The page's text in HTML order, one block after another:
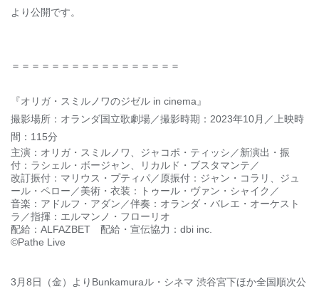
より公開です。
＝＝＝＝＝＝＝＝＝＝＝＝＝＝＝＝＝
『オリガ・スミルノワのジゼル in cinema』
撮影場所：オランダ国立歌劇場／撮影時期：2023年10月／上映時
間：115分
主演：オリガ・スミルノワ、ジャコポ・ティッシ／新演出・振
付：ラシェル・ボージャン、リカルド・ブスタマンテ／
改訂振付：マリウス・プティパ／原振付：ジャン・コラリ、ジュ
ール・ペロー／美術・衣装：トゥール・ヴァン・シャイク／
音楽：アドルフ・アダン／伴奏：オランダ・バレエ・オーケスト
ラ／指揮：エルマンノ・フローリオ
配給：ALFAZBET 配給・宣伝協力：dbi inc.
©Pathe Live
3月8日（金）よりBunkamuraル・シネマ 渋谷宮下ほか全国順次公